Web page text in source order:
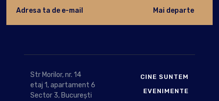
Str Morilor, nr. 14
etaj 1, apartament 6
Sector 3, București
CINE SUNTEM
EVENIMENTE